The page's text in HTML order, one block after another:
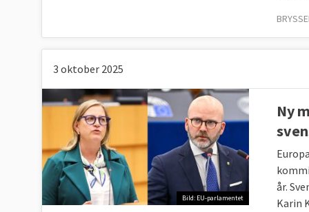
3 oktober 2025
Bild: EU-parlamentet
Ny
år.
Karin